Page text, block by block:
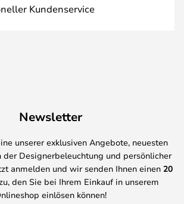
Kundenservice
Newsletter
unserer exklusiven Angebote, neuesten
der Designerbeleuchtung und persönlicher
anmelden und wir senden Ihnen einen 20
den Sie bei Ihrem Einkauf in unserem
einlösen können!